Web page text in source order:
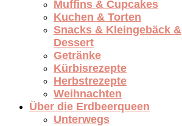
Muffins & Cupcakes
Kuchen & Torten
Snacks & Kleingebäck &
Dessert
Getränke
Kürbisrezepte
Herbstrezepte
Weihnachten
Über die Erdbeerqueen
Unterwegs